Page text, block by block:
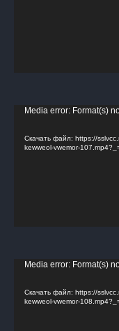
Видеоплеер
Media error: Format(s)
Скачать файл: https://
kewweol-vwemor-
Видеоплеер
Media error: Format(s)
Скачать файл: https://
kewweol-vwemor-